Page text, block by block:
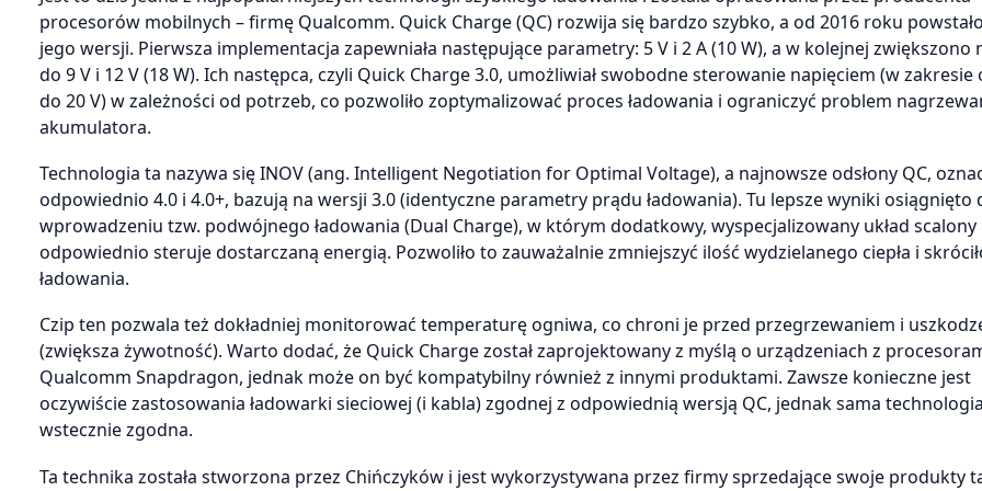
procesorów mobilnych – firmę Qualcomm. Quick Charge (QC) rozwija się bardzo szybko, a od 2016 roku
jego wersji. Pierwsza implementacja zapewniała następujące parametry: 5 V i 2 A (10 W), a w kolejnej zwiększono
do 9 V i 12 V (18 W). Ich następca, czyli Quick Charge 3.0, umożliwiał swobodne sterowanie napięciem (w zakresie
do 20 V) w zależności od potrzeb, co pozwoliło zoptymalizować proces ładowania i ograniczyć problem
akumulatora.
Technologia ta nazywa się INOV (ang. Intelligent Negotiation for Optimal Voltage), a najnowsze odsłony QC,
odpowiednio 4.0 i 4.0+, bazują na wersji 3.0 (identyczne parametry prądu ładowania). Tu lepsze wyniki osiągnięto
wprowadzeniu tzw. podwójnego ładowania (Dual Charge), w którym dodatkowy, wyspecjalizowany układ scalony
odpowiednio steruje dostarczaną energią. Pozwoliło to zauważalnie zmniejszyć ilość wydzielanego ciepła i
ładowania.
Czip ten pozwala też dokładniej monitorować temperaturę ogniwa, co chroni je przed przegrzewaniem i
(zwiększa żywotność). Warto dodać, że Quick Charge został zaprojektowany z myślą o urządzeniach z
Qualcomm Snapdragon, jednak może on być kompatybilny również z innymi produktami. Zawsze konieczne jest
oczywiście zastosowania ładowarki sieciowej (i kabla) zgodnej z odpowiednią wersją QC, jednak sama
wstecznie zgodna.
Ta technika została stworzona przez Chińczyków i jest wykorzystywana przez firmy sprzedające swoje produkty